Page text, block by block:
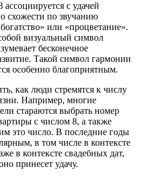
с удачей
схожести по звучанию
или «процветание».
визуальный символ
бесконечное
Такой символ гармонии
особенно благоприятным.
как люди стремятся к числу
Например, многие
стараются выбрать номер
с числом 8, а также
это число. В последние годы
в том числе в контексте
в контексте свадебных дат,
принесет удачу.